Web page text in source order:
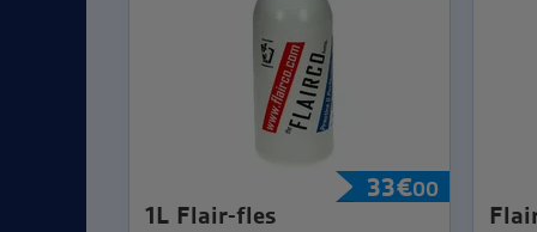
33€00
1L Flair-fles